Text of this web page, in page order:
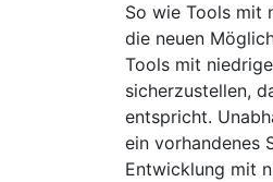
So wie Tools mit
die neuen
Tools mit
sicherzustellen,
entspricht.
ein vorhandenes
Entwicklung mit